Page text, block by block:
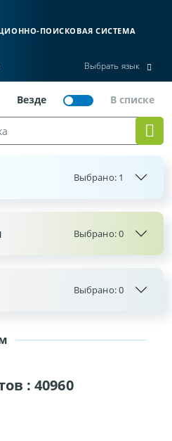
ПОИСКОВАЯ СИСТЕМА
Выбрать язык
:40960
Выбрано: 1
Выбрано:0
Выбрано:0